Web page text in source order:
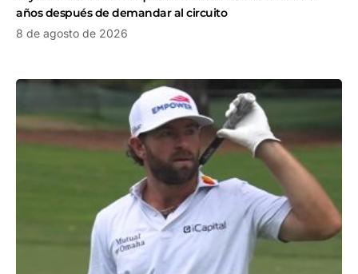
años después de demandar al circuito
8 de agosto de 2026